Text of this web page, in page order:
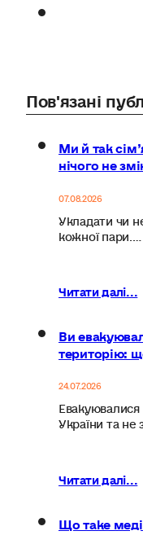
Пов'язані
Ми й так
нічого не
07.08.2026
Укладати чи
кожної пари.…
Читати далі...
Ви
територію:
24.07.2026
Евакуювалися
України та не
Читати далі...
Що таке